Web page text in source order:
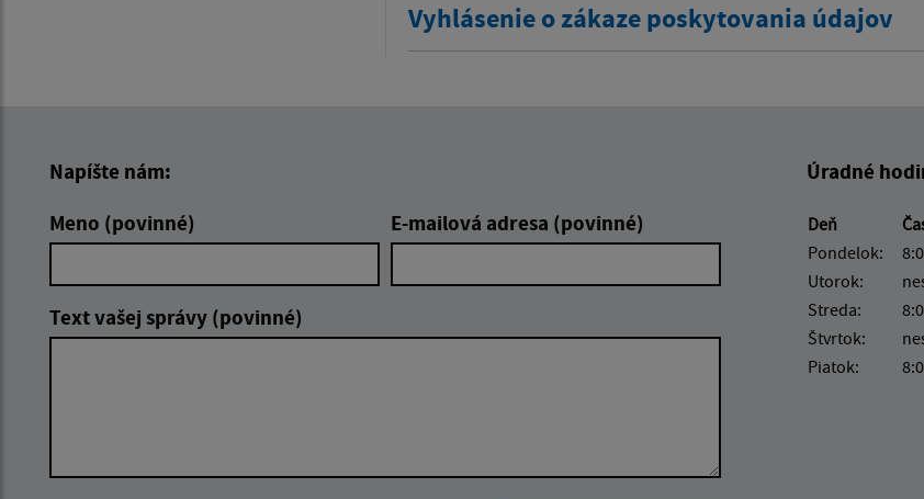
Vyhlásenie o zákaze poskytovania údajov
Napíšte nám:
Meno (povinné)
E-mailová adresa (povinné)
Text vašej správy (povinné)
Úradné
Deň
Pondelok:
Utorok:
Streda:
Štvrtok:
Piatok: